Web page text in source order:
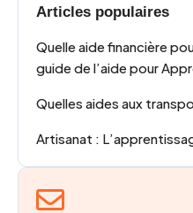
Articles populaires
Quelle aide financière
guide de l’aide pour
Quelles aides aux
Artisanat :